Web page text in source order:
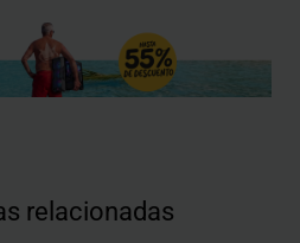
relacionadas